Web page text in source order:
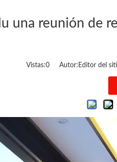
una reunión de
Vistas:0Autor:Editor del